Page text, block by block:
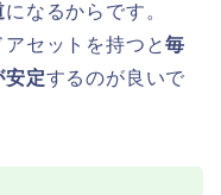
になるからです。
セットを持つと毎
安定するのが良いで